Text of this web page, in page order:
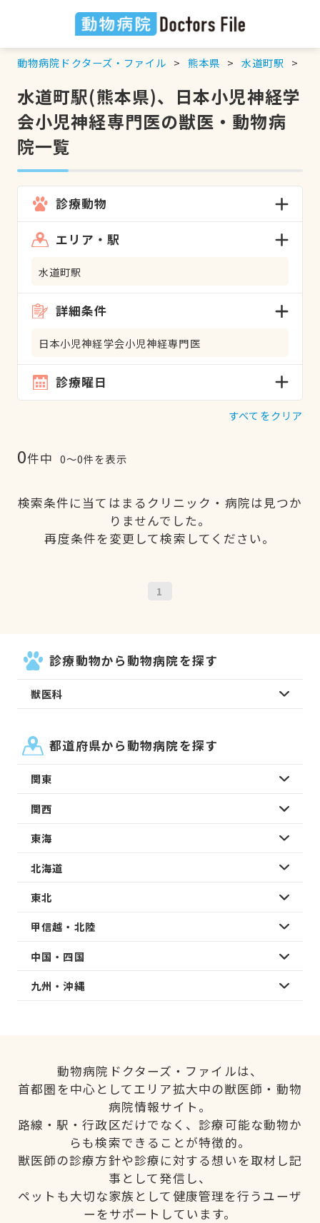
動物病院ドクターズ・ファイル 熊本県 水道町駅
水道町駅(熊本県)、日本小児神経学
会小児神経専門医の獣医・動物病
院一覧
診療動物
エリア・駅
水道町駅
詳細条件
日本小児神経学会小児神経専門医
診療曜日
すべてをクリア
0件中 0〜0件を表示
検索条件に当てはまるクリニック・病院は見つか
りませんでした。
再度条件を変更して検索してください。
1
診療動物から動物病院を探す
獣医科
都道府県から動物病院を探す
関東
関西
東海
北海道
東北
甲信越・北陸
中国・四国
九州・沖縄
動物病院ドクターズ・ファイルは、
首都圏を中心としてエリア拡大中の獣医師・動物
病院情報サイト。
路線・駅・行政区だけでなく、診療可能な動物か
らも検索できることが特徴的。
獣医師の診療方針や診療に対する想いを取材し記
事として発信し、
ペットも大切な家族として健康管理を行うユーザ
ーをサポートしています。